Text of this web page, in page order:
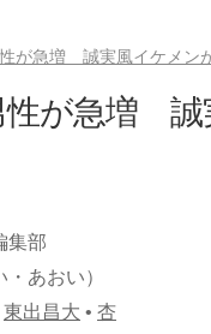
性が急増 誠実風イケメン
性が急増
集部
あおい）
東出昌大 • 杏